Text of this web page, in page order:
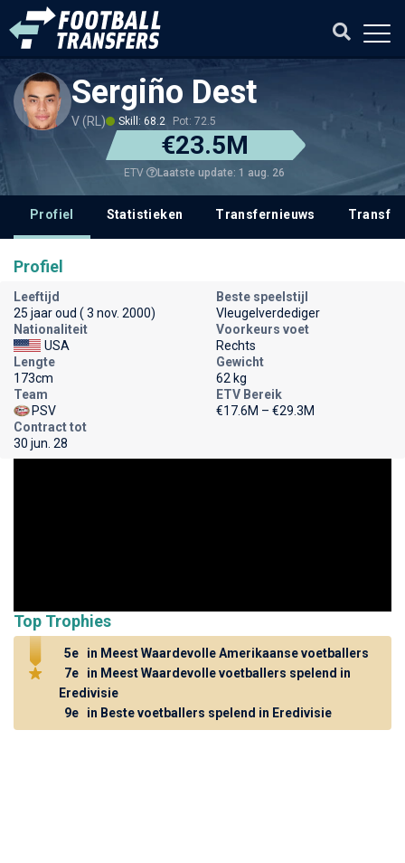
Sergiño Dest
V (RL) Skill: 68.2 Pot: 72.5
€23.5M
ETV Laatste update: 1 aug. 26
Profiel Statistieken Transfernieuws
Profiel
Leeftijd
25 jaar oud ( 3 nov. 2000)
Beste speelstijl
Vleugelverdediger
Nationaliteit
USA
Voorkeurs voet
Rechts
Lengte
173cm
Gewicht
62 kg
Team
PSV
ETV Bereik
€17.6M – €29.3M
Contract tot
30 jun. 28
Top Trophies
5e
in Meest Waardevolle Amerikaanse voetballers
7e
in Meest Waardevolle voetballers spelend in
Eredivisie
9e
in Beste voetballers spelend in Eredivisie